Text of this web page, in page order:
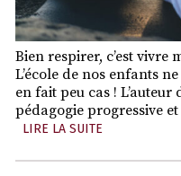
Bien respirer, c’est vivre
L’école de nos enfants
en fait peu cas ! L’auteur
pédagogie progressive
LIRE LA SUITE